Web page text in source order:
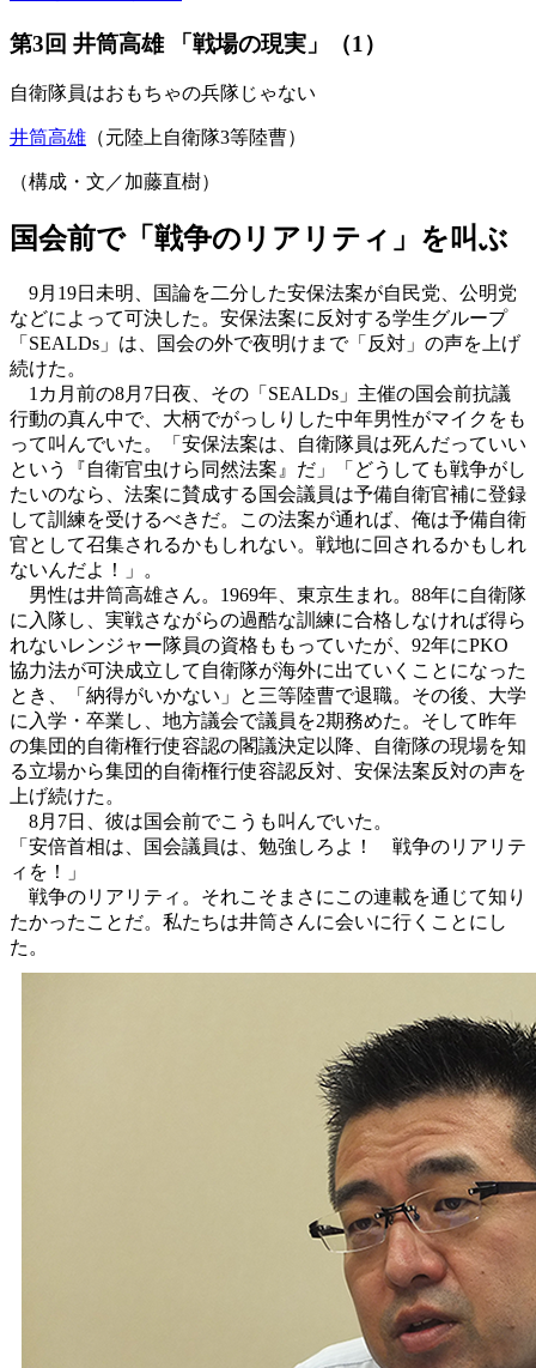
第3回 井筒高雄 「戦場の現実」（1）
自衛隊員はおもちゃの兵隊じゃない
井筒高雄 （元陸上自衛隊3等陸曹）
（構成・文／加藤直樹）
国会前で「戦争のリアリティ」を叫ぶ
9月19日未明、国論を二分した安保法案が自民党、公明党
などによって可決した。安保法案に反対する学生グループ
「SEALDs」は、国会の外で夜明けまで「反対」の声を上げ
続けた。
1カ月前の8月7日夜、その「SEALDs」主催の国会前抗議
行動の真ん中で、大柄でがっしりした中年男性がマイクをも
って叫んでいた。「安保法案は、自衛隊員は死んだっていい
という『自衛官虫けら同然法案』だ」「どうしても戦争がし
たいのなら、法案に賛成する国会議員は予備自衛官補に登録
して訓練を受けるべきだ。この法案が通れば、俺は予備自衛
官として召集されるかもしれない。戦地に回されるかもしれ
ないんだよ！」。
男性は井筒高雄さん。1969年、東京生まれ。88年に自衛隊
に入隊し、実戦さながらの過酷な訓練に合格しなければ得ら
れないレンジャー隊員の資格ももっていたが、92年にPKO
協力法が可決成立して自衛隊が海外に出ていくことになった
とき、「納得がいかない」と三等陸曹で退職。その後、大学
に入学・卒業し、地方議会で議員を2期務めた。そして昨年
の集団的自衛権行使容認の閣議決定以降、自衛隊の現場を知
る立場から集団的自衛権行使容認反対、安保法案反対の声を
上げ続けた。
8月7日、彼は国会前でこうも叫んでいた。
「安倍首相は、国会議員は、勉強しろよ！ 戦争のリアリテ
ィを！」
戦争のリアリティ。それこそまさにこの連載を通じて知り
たかったことだ。私たちは井筒さんに会いに行くことにし
た。